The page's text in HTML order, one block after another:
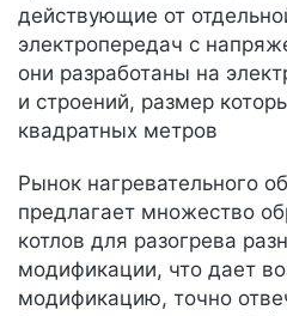
действующие от
электропередач с
они разработаны на
и строений, размер
квадратных метров
Рынок нагревательного
предлагает множество
котлов для разогрева
модификации, что дает
модификацию, точно